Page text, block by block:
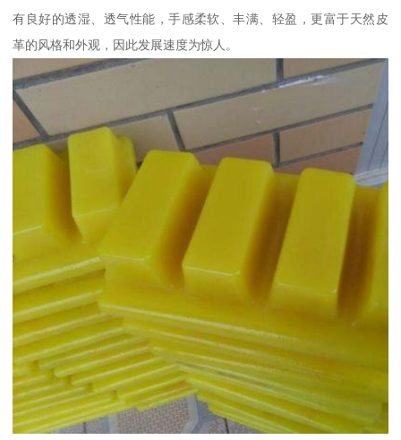
有良好的透湿、透气性能，手感柔软、丰满、轻盈，更富于天然皮
革的风格和外观，因此发展速度为惊人。